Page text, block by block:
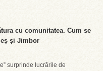
cu comunitatea. Cum se
și Jimbor
surprinde lucrările de